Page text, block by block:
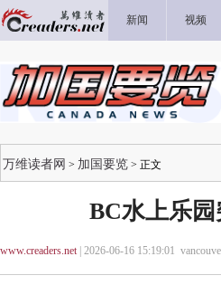
新闻 视频
万维读者网 > 加国要览 > 正文
BC水上乐
www.creaders.net| 2026-06-16 15:19:01